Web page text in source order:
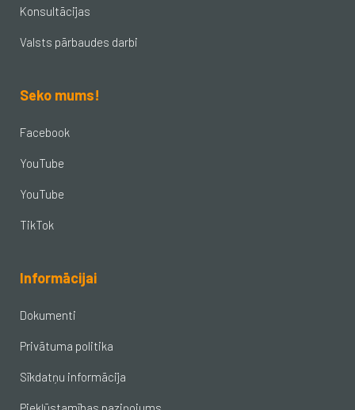
Konsultācijas
Valsts pārbaudes darbi
Seko mums!
Facebook
YouTube
YouTube
TikTok
Informācijai
Dokumenti
Privātuma politika
Sīkdatņu informācija